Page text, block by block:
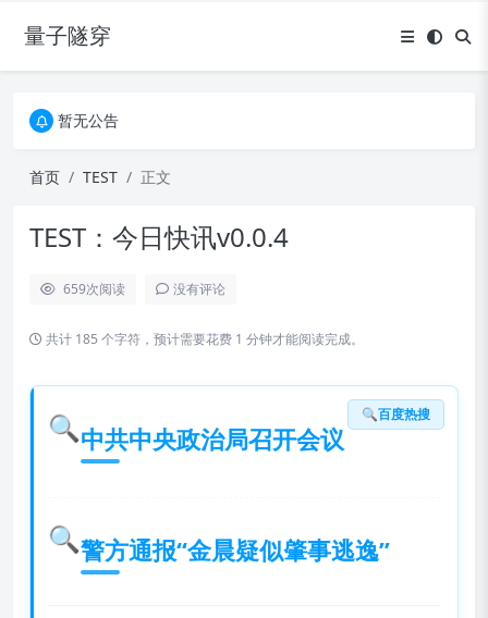
量子隧穿
暂无公告
暂无公告
首页 TEST 正文
TEST：今日快讯v0.0.4
659次阅读 没有评论
共计 185 个字符，预计需要花费 1 分钟才能阅读完成。
🔍百度热搜
🔍中共中央政治局召开会议
🔍警方通报“金晨疑似肇事逃逸”